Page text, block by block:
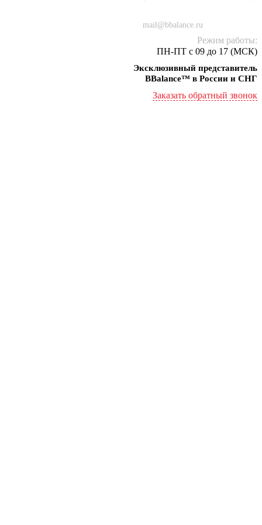
mail@bbalance.ru
Режим работы:
ПН-ПТ с 09 до 17 (МСК)
Эксклюзивный представитель
BBalance™ в России и СНГ
Заказать обратный звонок